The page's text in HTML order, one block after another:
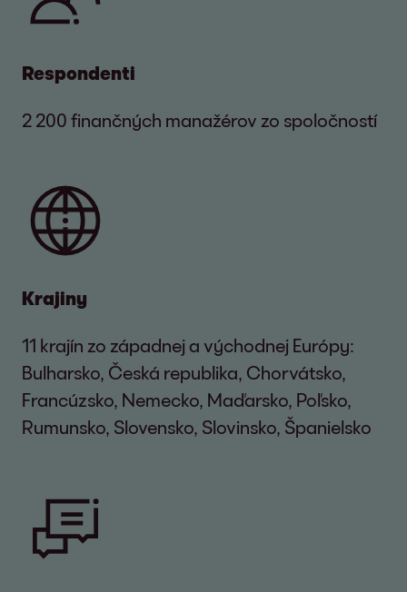
Respondenti
2 200 finančných manažérov zo spoločností
Krajiny
11 krajín zo západnej a východnej Európy:
Bulharsko, Česká republika, Chorvátsko,
Francúzsko, Nemecko, Maďarsko, Poľsko,
Rumunsko, Slovensko, Slovinsko, Španielsko